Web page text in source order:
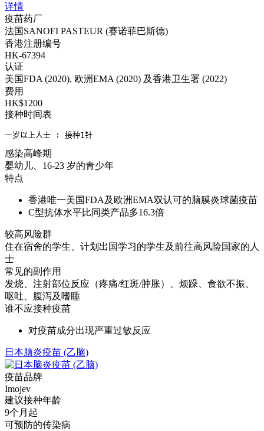
详情
疫苗药厂
法国SANOFI PASTEUR (赛诺菲巴斯德)
香港注册编号
HK-67394
认证
美国FDA (2020), 欧洲EMA (2020) 及香港卫生署 (2022)
费用
HK$1200
接种时间表
一岁以上人士 : 接种1针
感染高峰期
婴幼儿、16-23 岁的青少年
特点
香港唯一美国FDA及欧洲EMA双认可的脑膜炎球菌疫苗
C型抗体水平比同类产品多16.3倍
较高风险群
住在宿舍的学生、计划出国学习的学生及前往高风险国家的人
士
常见的副作用
发烧、注射部位反应（疼痛/红斑/肿胀）、烦躁、食欲不振、
呕吐、腹泻及嗜睡
谁不应接种疫苗
对疫苗成分出现严重过敏反应
日本脑炎疫苗 (乙脑)
疫苗品牌
Imojev
建议接种年龄
9个月起
可预防的传染病